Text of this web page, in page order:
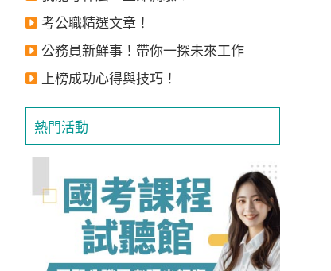
考公職精選文章！
公務員新鮮事！帶你一探未來工作
上榜成功心得與技巧！
熱門活動